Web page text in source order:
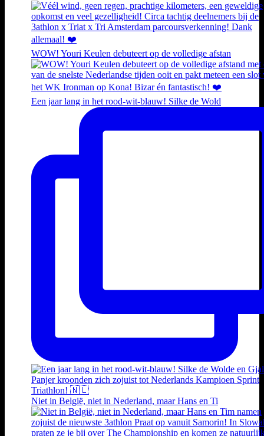
WOW! Youri Keulen debuteert op de volledige afstan
Een jaar lang in het rood-wit-blauw! Silke de Wold
Niet in België, niet in Nederland, maar Hans en Ti